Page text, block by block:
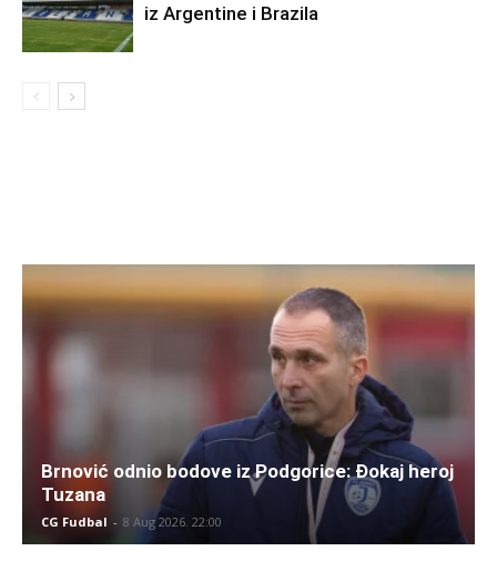
iz Argentine i Brazila
Brnović odnio bodove iz Podgorice: Đokaj heroj
Tuzana
CG Fudbal - 8 Aug 2026. 22:00